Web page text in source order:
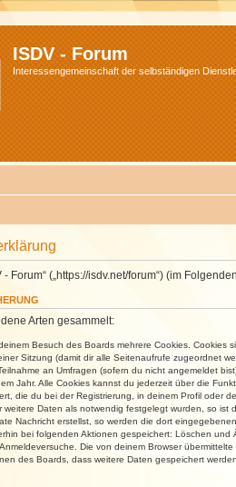
ISDV - Forum
Interessengemeinschaft der selbständigen
Forum“ („https://isdv.net/forum“) (im
Arten gesammelt:
Besuch des Boards mehrere Cookies.
Sitzung (damit dir alle Seitenaufrufe zugeordnet
an Umfragen (sofern du nicht angemeldet
Jahr. Alle Cookies kannst du jederzeit über die
die du bei der Registrierung, in deinem Profil oder
Daten als notwendig festgelegt wurden, so ist
Nachricht erstellst, so werden die dort
bei folgenden Aktionen gespeichert: Löschen
Die von deinem Browser
des Boards, dass weitere Daten gespeichert